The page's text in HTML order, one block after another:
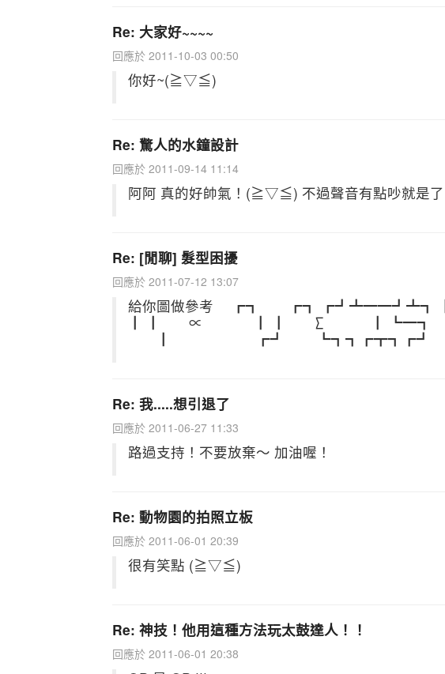
Re: 大家好~~~~
回應於 2011-10-03 00:50
你好~(≧▽≦)
Re: 驚人的水鐘設計
回應於 2011-09-14 11:14
阿阿 真的好帥氣！(≧▽≦) 不過聲音有點吵就是了
Re: [閒聊] 髮型困擾
回應於 2011-07-12 13:07
給你圖做參考 ┏┓ ┏┓
┃ ┃ ∝ ┃ ┃ ∑ ┃ ┗━┓
┃ ┏┛ ┗┓┓┏┳┓┏┛
Re: 我.....想引退了
回應於 2011-06-27 11:33
路過支持！不要放棄～ 加油喔！
Re: 動物園的拍照立板
回應於 2011-06-01 20:39
很有笑點 (≧▽≦)
Re: 神技！他用這種方法玩太鼓達人！！
回應於 2011-06-01 20:38